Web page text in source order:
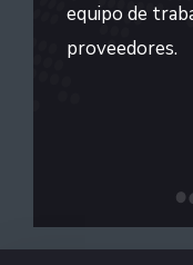
equipo de
proveedores.